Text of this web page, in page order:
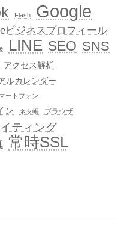
Flash Google
ビジネスプロフィール
LINE SEO SNS
アクセス解析
ルカレンダー
ートフォン
ン ネタ帳 ブラウザ
ティング
常時SSL